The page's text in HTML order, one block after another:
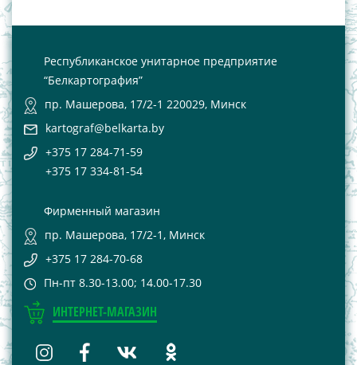
Республиканское унитарное предприятие
“Белкартография”
пр. Машерова, 17/2-1 220029, Минск
kartograf@belkarta.by
+375 17 284-71-59
+375 17 334-81-54
Фирменный магазин
пр. Машерова, 17/2-1, Минск
+375 17 284-70-68
Пн-пт 8.30-13.00; 14.00-17.30
ИНТЕРНЕТ-МАГАЗИН